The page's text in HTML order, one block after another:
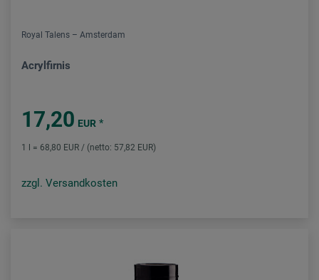
Royal Talens – Amsterdam
Acrylfirnis
17,20 EUR *
1 l = 68,80 EUR / (netto: 57,82 EUR)
zzgl. Versandkosten